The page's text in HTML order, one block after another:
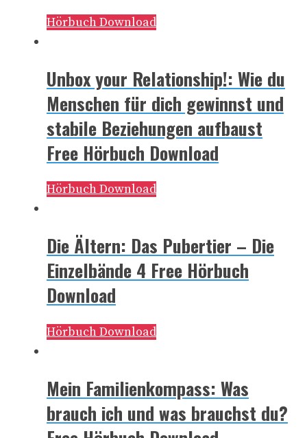
Hörbuch Download
Unbox your Relationship!: Wie du
Menschen für dich gewinnst und
stabile Beziehungen aufbaust
Free Hörbuch Download
Hörbuch Download
Die Ältern: Das Pubertier – Die
Einzelbände 4 Free Hörbuch
Download
Hörbuch Download
Mein Familienkompass: Was
brauch ich und was brauchst du?